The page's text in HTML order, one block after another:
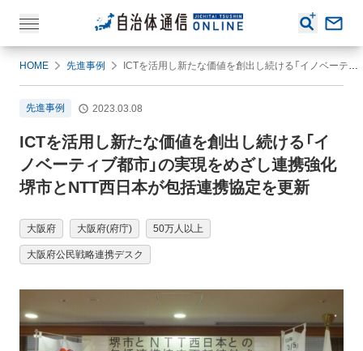
HOME 先進事例 ICTを活用し新たな価値を創出し続ける「イノベーティブ都市」の実現をめざし連携強化 堺市とNTT西日本が包括連携協定を更新
先進事例 2023.03.08
ICTを活用し新たな価値を創出し続ける「イ
ノベーティブ都市」の実現をめざし連携強化
堺市とNTT西日本が包括連携協定を更新
大阪府 大阪府(府庁) 50万人以上
大阪府公民戦略連携デスク